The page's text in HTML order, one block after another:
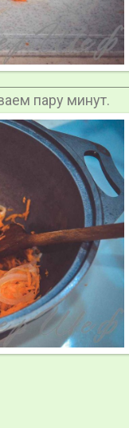
пару минут.